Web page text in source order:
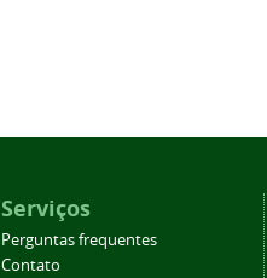
Serviços
Perguntas frequentes
Contato